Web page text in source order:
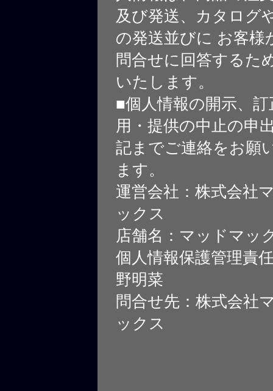
及び発送、カタログ
の発送並びに お客様
問合せに回答するた
いたします。
■個人情報の開示、
用・提供の中止の申
記までご連絡をお願
ます。
運営会社：株式会社
ックス
店舗名：マッドマッ
個人情報保護管理責
野明菜
問合せ先：株式会社
ックス